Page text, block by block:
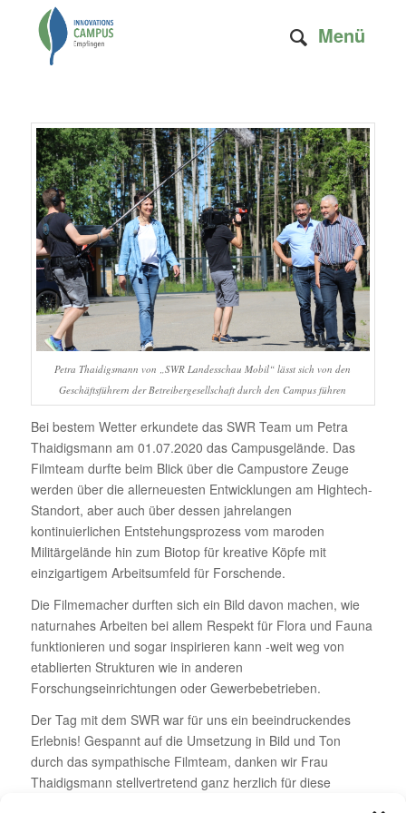
Menü
Petra Thaidigsmann von „SWR Landesschau Mobil“ lässt sich von den
Geschäftsführern der Betreibergesellschaft durch den Campus führen
Bei bestem Wetter erkundete das SWR Team um Petra
Thaidigsmann am 01.07.2020 das Campusgelände. Das
Filmteam durfte beim Blick über die Campustore Zeuge
werden über die allerneuesten Entwicklungen am Hightech-
Standort, aber auch über dessen jahrelangen
kontinuierlichen Entstehungsprozess vom maroden
Militärgelände hin zum Biotop für kreative Köpfe mit
einzigartigem Arbeitsumfeld für Forschende.
Die Filmemacher durften sich ein Bild davon machen, wie
naturnahes Arbeiten bei allem Respekt für Flora und Fauna
funktionieren und sogar inspirieren kann -weit weg von
etablierten Strukturen wie in anderen
Forschungseinrichtungen oder Gewerbebetrieben.
Der Tag mit dem SWR war für uns ein beeindruckendes
Erlebnis! Gespannt auf die Umsetzung in Bild und Ton
durch das sympathische Filmteam, danken wir Frau
Thaidigsmann stellvertretend ganz herzlich für diese